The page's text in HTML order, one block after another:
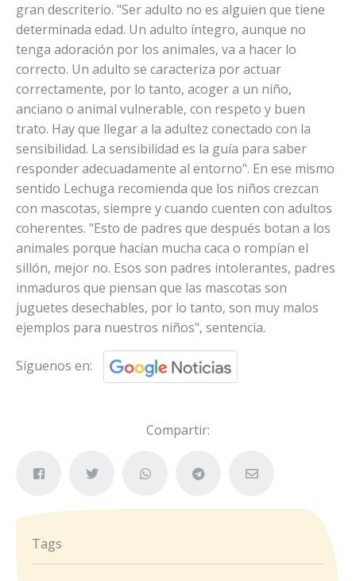
gran descriterio. "Ser adulto no es alguien que tiene
determinada edad. Un adulto íntegro, aunque no
tenga adoración por los animales, va a hacer lo
correcto. Un adulto se caracteriza por actuar
correctamente, por lo tanto, acoger a un niño,
anciano o animal vulnerable, con respeto y buen
trato. Hay que llegar a la adultez conectado con la
sensibilidad. La sensibilidad es la guía para saber
responder adecuadamente al entorno". En ese mismo
sentido Lechuga recomienda que los niños crezcan
con mascotas, siempre y cuando cuenten con adultos
coherentes. "Esto de padres que después botan a los
animales porque hacían mucha caca o rompían el
sillón, mejor no. Esos son padres intolerantes, padres
inmaduros que piensan que las mascotas son
juguetes desechables, por lo tanto, son muy malos
ejemplos para nuestros niños", sentencia.
Síguenos en:
Compartir:
Tags